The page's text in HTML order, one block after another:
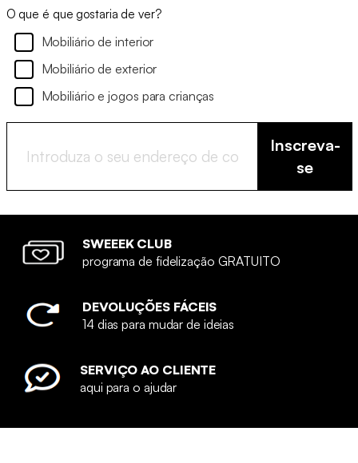
O que é que gostaria de ver?
Mobiliário de interior
Mobiliário de exterior
Mobiliário e jogos para crianças
Inscreva-
se
SWEEEK CLUB
programa de fidelização GRATUITO
DEVOLUÇÕES FÁCEIS
14 dias para mudar de ideias
SERVIÇO AO CLIENTE
aqui para o ajudar